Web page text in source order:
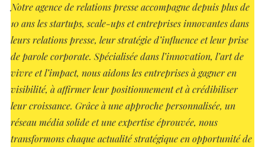
Notre agence de relations presse accompagne depuis plus de
10 ans les startups, scale-ups et entreprises innovantes dans
leurs relations presse, leur stratégie d’influence et leur prise
de parole corporate. Spécialisée dans l’innovation, l’art de
vivre et l’impact, nous aidons les entreprises à gagner en
visibilité, à affirmer leur positionnement et à crédibiliser
leur croissance. Grâce à une approche personnalisée, un
réseau média solide et une expertise éprouvée, nous
transformons chaque actualité stratégique en opportunité de